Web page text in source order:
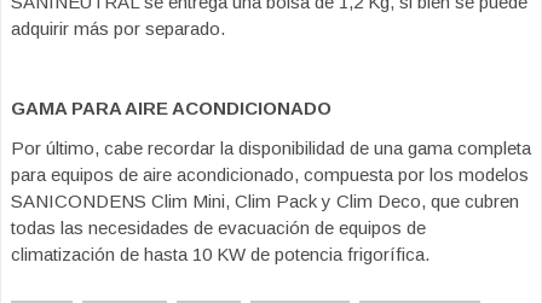
adquirir más por separado.
GAMA PARA AIRE ACONDICIONADO
Por último, cabe recordar la disponibilidad de una gama completa
para equipos de aire acondicionado, compuesta por los modelos
SANICONDENS Clim Mini, Clim Pack y Clim Deco, que cubren
todas las necesidades de evacuación de equipos de
climatización de hasta 10 KW de potencia frigorífica.